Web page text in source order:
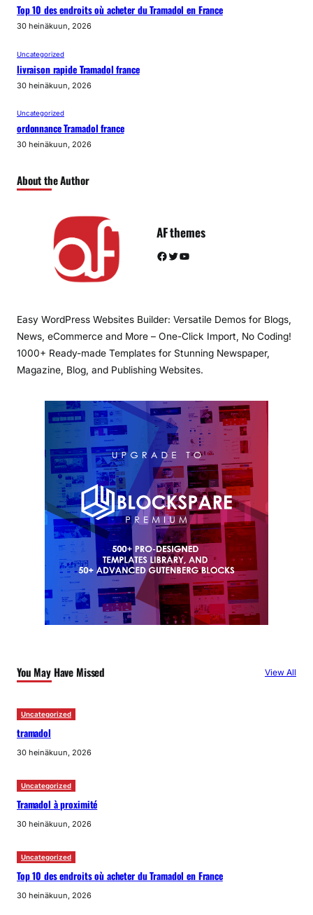
Top 10 des endroits où acheter du Tramadol en France
30 heinäkuun, 2026
Uncategorized
livraison rapide Tramadol france
30 heinäkuun, 2026
Uncategorized
ordonnance Tramadol france
30 heinäkuun, 2026
About the Author
AF themes
Facebook Twitter YouTube
Easy WordPress Websites Builder: Versatile Demos for Blogs,
News, eCommerce and More – One-Click Import, No Coding!
1000+ Ready-made Templates for Stunning Newspaper,
Magazine, Blog, and Publishing Websites.
You May Have Missed View All
Uncategorized
tramadol
30 heinäkuun, 2026
Uncategorized
Tramadol à proximité
30 heinäkuun, 2026
Uncategorized
Top 10 des endroits où acheter du Tramadol en France
30 heinäkuun, 2026